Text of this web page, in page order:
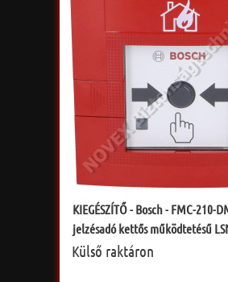
KIEGÉSZÍTŐ - Bosch - FMC-210-
jelzésadó kettős működtetésű
piros
Külső raktáron